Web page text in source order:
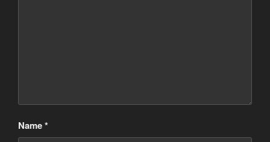
Name*